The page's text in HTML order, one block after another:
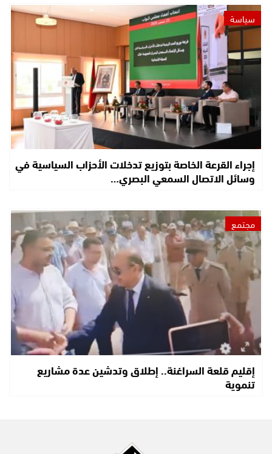
سياسة
إجراء القرعة الخاصة بتوزيع تدخلات الأحزاب السياسية في
وسائل الاتصال السمعي البصري…
مجتمع
إقليم قلعة السراغنة.. إطلاق وتدشين عدة مشاريع
تنموية